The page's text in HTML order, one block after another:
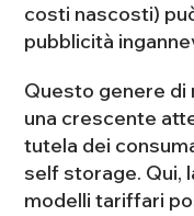
costi nascosti)
pubblicità
Questo genere di
una crescente
tutela dei
self storage. Qui,
modelli tariffari